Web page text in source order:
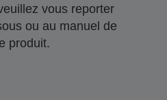
vous reporter
ou au manuel de
produit.